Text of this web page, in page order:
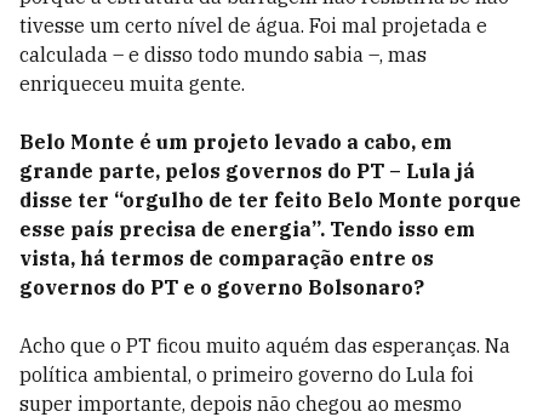
tivesse um certo nível de água. Foi mal projetada e
calculada – e disso todo mundo sabia –, mas
enriqueceu muita gente.
Belo Monte é um projeto levado a cabo, em
grande parte, pelos governos do PT – Lula já
disse ter “orgulho de ter feito Belo Monte porque
esse país precisa de energia”. Tendo isso em
vista, há termos de comparação entre os
governos do PT e o governo Bolsonaro?
Acho que o PT ficou muito aquém das esperanças. Na
política ambiental, o primeiro governo do Lula foi
super importante, depois não chegou ao mesmo